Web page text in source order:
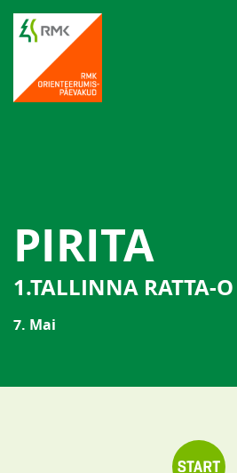
PIRITA
1.TALLINNA RATTA-
7. Mai